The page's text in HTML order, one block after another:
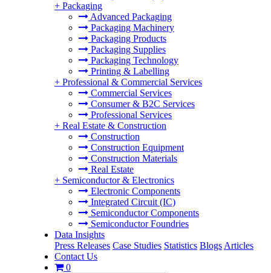
+ Packaging
Advanced Packaging
Packaging Machinery
Packaging Products
Packaging Supplies
Packaging Technology
Printing & Labelling
+ Professional & Commercial Services
Commercial Services
Consumer & B2C Services
Professional Services
+ Real Estate & Construction
Construction
Construction Equipment
Construction Materials
Real Estate
+ Semiconductor & Electronics
Electronic Components
Integrated Circuit (IC)
Semiconductor Components
Semiconductor Foundries
Data Insights
Press Releases Case Studies Statistics Blogs Articles
Contact Us
0